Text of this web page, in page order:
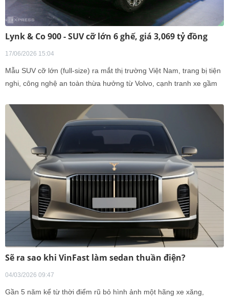
Lynk & Co 900 - SUV cỡ lớn 6 ghế, giá 3,069 tỷ đồng
17/06/2026 15:04
Mẫu SUV cỡ lớn (full-size) ra mắt thị trường Việt Nam, trang bị tiện
nghi, công nghệ an toàn thừa hưởng từ Volvo, cạnh tranh xe gầm
Sẽ ra sao khi VinFast làm sedan thuần điện?
04/03/2026 09:47
Gần 5 năm kể từ thời điểm rũ bỏ hình ảnh một hãng xe xăng,